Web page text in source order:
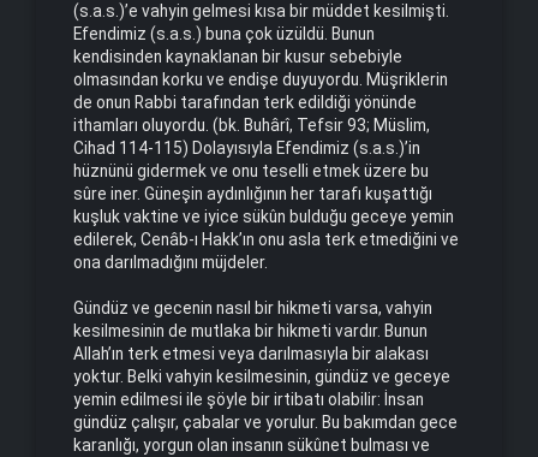
(s.a.s.)’e vahyin gelmesi kısa bir müddet kesilmişti.
Efendimiz (s.a.s.) buna çok üzüldü. Bunun
kendisinden kaynaklanan bir kusur sebebiyle
olmasından korku ve endişe duyuyordu. Müşriklerin
de onun Rabbi tarafından terk edildiği yönünde
ithamları oluyordu. (bk. Buhârî, Tefsir 93; Müslim,
Cihad 114-115) Dolayısıyla Efendimiz (s.a.s.)’in
hüznünü gidermek ve onu teselli etmek üzere bu
sûre iner. Güneşin aydınlığının her tarafı kuşattığı
kuşluk vaktine ve iyice sükûn bulduğu geceye yemin
edilerek, Cenâb-ı Hakk’ın onu asla terk etmediğini ve
ona darılmadığını müjdeler.
Gündüz ve gecenin nasıl bir hikmeti varsa, vahyin
kesilmesinin de mutlaka bir hikmeti vardır. Bunun
Allah’ın terk etmesi veya darılmasıyla bir alakası
yoktur. Belki vahyin kesilmesinin, gündüz ve geceye
yemin edilmesi ile şöyle bir irtibatı olabilir: İnsan
gündüz çalışır, çabalar ve yorulur. Bu bakımdan gece
karanlığı, yorgun olan insanın sükûnet bulması ve